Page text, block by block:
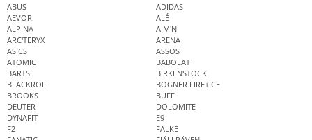
ABUS
ADIDAS
AEVOR
ALÉ
ALPINA
AIM'N
ARC'TERYX
ARENA
ASICS
ASSOS
ATOMIC
BABOLAT
BARTS
BIRKENSTOCK
BLACKROLL
BOGNER FIRE+ICE
BROOKS
BUFF
DEUTER
DOLOMITE
DYNAFIT
E9
F2
FALKE